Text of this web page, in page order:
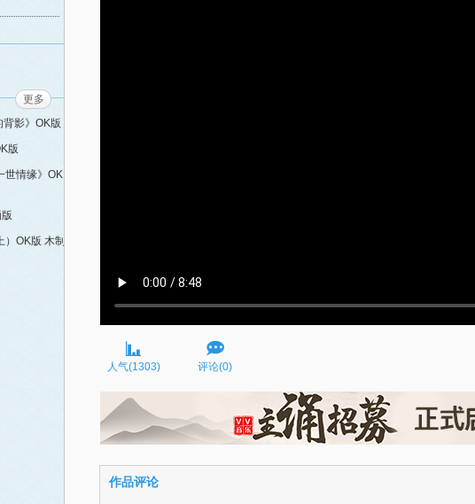
更多
影》OK版
版
世情缘》OK
OK版 木制
人气(1303) 评论(0)
作品评论